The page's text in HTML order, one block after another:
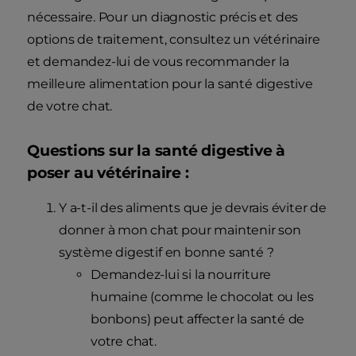
nécessaire. Pour un diagnostic précis et des
options de traitement, consultez un vétérinaire
et demandez-lui de vous recommander la
meilleure alimentation pour la santé digestive
de votre chat.
Questions sur la santé digestive à
poser au vétérinaire :
Y a-t-il des aliments que je devrais éviter de
donner à mon chat pour maintenir son
système digestif en bonne santé ?
Demandez-lui si la nourriture
humaine (comme le chocolat ou les
bonbons) peut affecter la santé de
votre chat.